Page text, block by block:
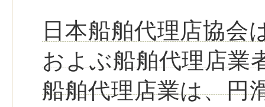
日本船舶代理店協会
およぶ船舶代理店業
船舶代理店業は、円